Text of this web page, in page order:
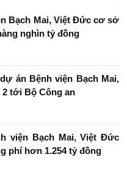
Bạch Mai, Việt Đức cơ sở
nghìn tỷ đồng
án Bệnh viện Bạch Mai,
tới Bộ Công an
viện Bạch Mai, Việt Đức
phí hơn 1.254 tỷ đồng